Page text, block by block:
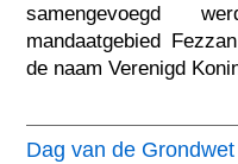
samengevoegd
mandaatgebied
de naam Verenigd
Dag van de Grondwet